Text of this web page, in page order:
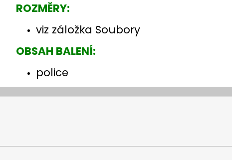
ROZMĚRY:
viz záložka Soubory
OBSAH BALENÍ:
police